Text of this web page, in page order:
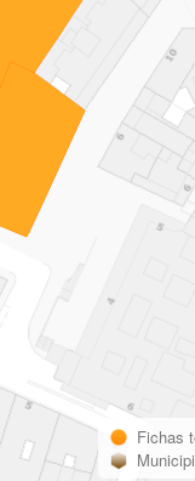
Fichas